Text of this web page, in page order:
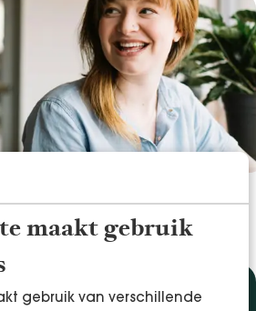
maakt gebruik
gebruik van verschillende